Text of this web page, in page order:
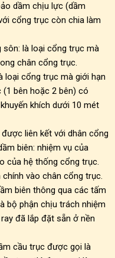
dầm chịu lực (dầm
cổng trục còn chia làm
là loại cổng trục mà
chân cổng trục.
loại cổng trục mà giới hạn
bên hoặc 2 bên) có
khích dưới 10 mét
liên kết với dhân cổng
biên: nhiệm vụ của
của hệ thống cổng trục.
chính vào chân cổng trục.
biên thông qua các tấm
bộ phận chịu trách nhiệm
đã lắp đặt sẵn ở nền
cầu trục được gọi là